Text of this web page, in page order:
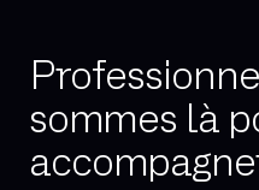
Gestion des
Gestion des
Gestion des
sommes là